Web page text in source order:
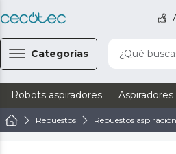
Categorías ¿Qué
Robots aspiradores
Repuestos Repuestos aspiración